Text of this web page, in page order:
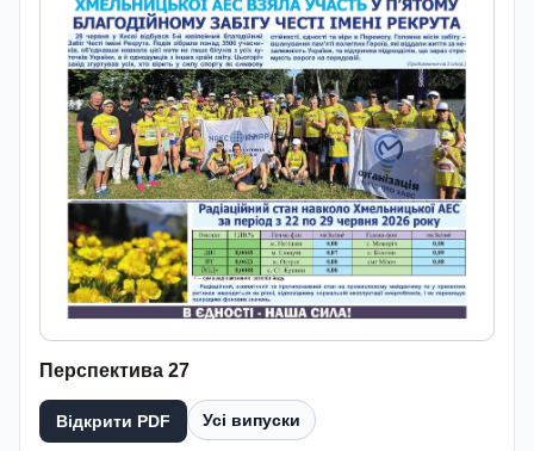
Перспектива 27
Відкрити PDF Усі випуски